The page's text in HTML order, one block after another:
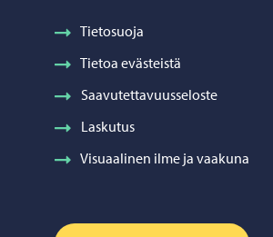
Tietosuoja
Tietoa evästeistä
Saavutettavuusseloste
Laskutus
Visuaalinen ilme ja vaakuna